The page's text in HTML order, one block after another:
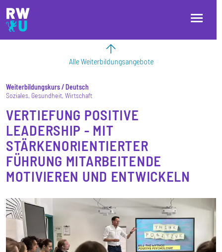
Direkt zum Inhalt
Direkt zur Hauptnavigation
Direkt zum Fußbereich
Alle Weiterbildungsangebote
Weiterbildungskurs
Deutsch
Soziales Gesundheit Wirtschaft
VERTIEFUNG POSITIVE
LEADERSHIP - MIT
STÄRKENORIENTIERTER
FÜHRUNG MITARBEITENDE
MOTIVIEREN UND ENTWICKELN